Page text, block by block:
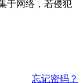
于网络，若侵犯
忘记密码？